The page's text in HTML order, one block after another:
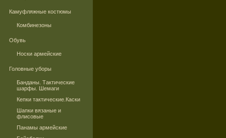
Камуфляжные костюмы
Комбинезоны
Обувь
Носки армейские
Головные уборы
Банданы. Тактические
шарфы. Шемаги
Кепки тактические.Каски
Шапки вязаные и
флисовые
Панамы армейские